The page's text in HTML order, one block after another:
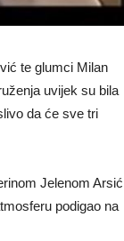
te glumci Milan
uvijek su bila
da će sve tri
Jelenom Arsić
podigao na